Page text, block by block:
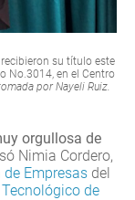
su título este
No.3014, en el Centro
por Nayeli Ruiz.
orgullosa de
Nimia Cordero,
Empresas del
Tecnológico de